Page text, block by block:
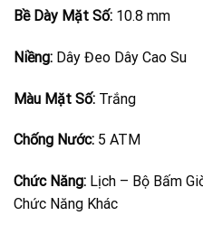
Bề Dày Mặt Số: 10.8 mm
Niềng: Dây Đeo Dây Cao Su
Màu Mặt Số: Trắng
Chống Nước: 5 ATM
Chức Năng: Lịch – Bộ Bấm
Chức Năng Khác